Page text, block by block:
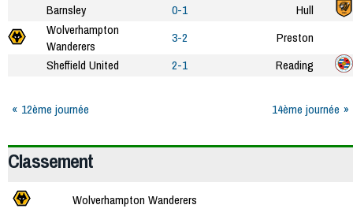
Barnsley
0-1
Hull
Wolverhampton
Wanderers
3-2
Preston
Sheffield United
2-1 Reading
12ème journée 14ème journée
Classement
Wolverhampton Wanderers